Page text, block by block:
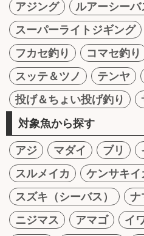
アジング
ルアーシーバ
スーパーライトジギング
フカセ釣り
コマセ釣り
スッテ＆ツノ
テンヤ
投げ＆ちょい投げ釣り
対象魚から探す
アジ マダイ ブリ
スルメイカ
ケンサキイ
スズキ（シーバス）
ナ
ニジマス
アマゴ イ